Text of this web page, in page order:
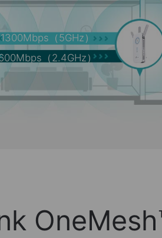
1300Mbps（5GHz）
（2.4GHz）